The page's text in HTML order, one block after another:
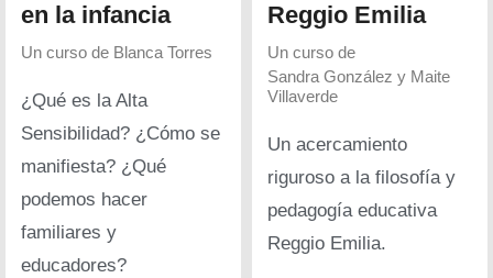
en la infancia
Un curso de Blanca Torres
¿Qué es la Alta
Sensibilidad? ¿Cómo se
manifiesta? ¿Qué
podemos hacer
familiares y
educadores?
Reggio Emilia
Un curso de
Sandra González y Maite
Villaverde
Un acercamiento
riguroso a la filosofía y
pedagogía educativa
Reggio Emilia.